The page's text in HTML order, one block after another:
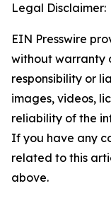
Legal Disclaimer:
EIN Presswire
without warranty
responsibility or
images, videos,
reliability of the
If you have any
related to this
above.